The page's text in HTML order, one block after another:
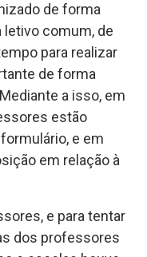
de forma
letivo comum, de
para realizar
de forma
a isso, em
estão
e em
em relação à
e para tentar
dos professores